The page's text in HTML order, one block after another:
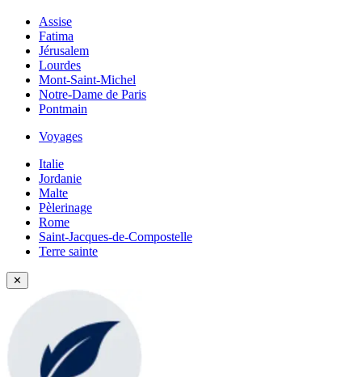
Assise
Fatima
Jérusalem
Lourdes
Mont-Saint-Michel
Notre-Dame de Paris
Pontmain
Voyages
Italie
Jordanie
Malte
Pèlerinage
Rome
Saint-Jacques-de-Compostelle
Terre sainte
✕